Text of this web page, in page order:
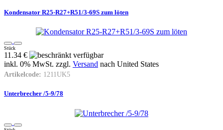
Kondensator R25-R27+R51/3-69S zum löten
Stück
11.34 €
inkl. 0% MwSt. zzgl. Versand nach United States
Artikelcode: 1211UK5
Unterbrecher /5-9/78